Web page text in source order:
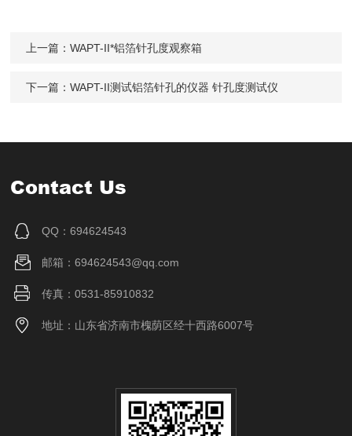
上一篇：WAPT-II*铝箔针孔度观察箱
下一篇：WAPT-II测试铝箔针孔的仪器 针孔度测试仪
Contact Us
QQ：694624543
邮箱：694624543@qq.com
传真：0531-85910832
地址：山东省济南市槐荫区经十西路6007号